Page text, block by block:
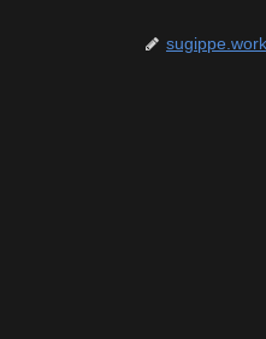
sugippe.work